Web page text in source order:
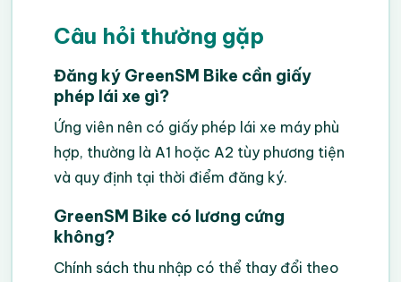
Câu hỏi thường gặp
Đăng ký GreenSM Bike cần giấy
phép lái xe gì?
Ứng viên nên có giấy phép lái xe máy phù
hợp, thường là A1 hoặc A2 tùy phương tiện
và quy định tại thời điểm đăng ký.
GreenSM Bike có lương cứng
không?
Chính sách thu nhập có thể thay đổi theo